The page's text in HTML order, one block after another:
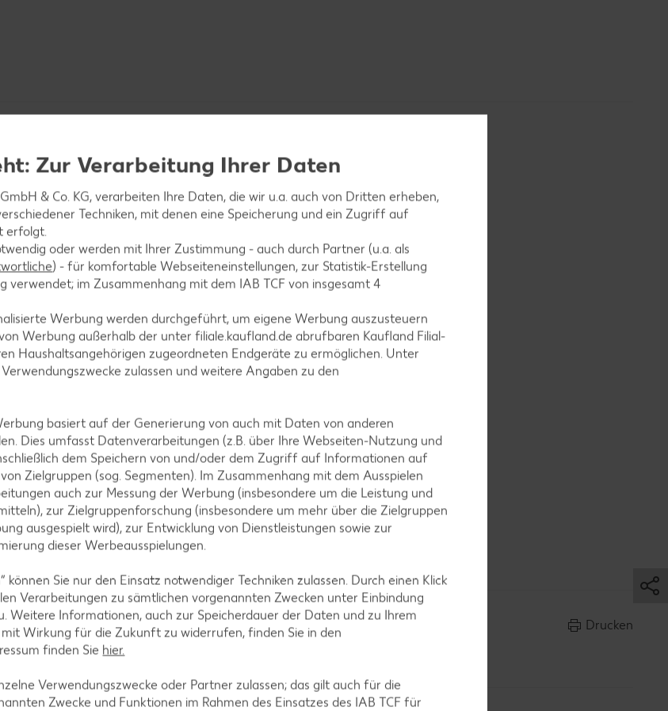
auf einer bemehlten Arbeitsfläche zu einem
Quicheform (30 cm x 30 cm) legen und mit
abschrecken und gut abtropfen lassen. Tomaten
zupfen. Nudeln, Schinken und Tomaten auf dem
Eiern, Basilikum und Sambal Oelek
Guss auf dem Belag verteilen und im vorgeheizten
Stufe 4, Umluft: 180 Grad). Nach Wunsch mit
Drucken
Zur Verarbeitung Ihrer Daten
& Co. KG, verarbeiten Ihre Daten, die wir u.a. auch von Dritten erheben,
Techniken, mit denen eine Speicherung und ein Zugriff auf
erfolgt.
oder werden mit Ihrer Zustimmung - auch durch Partner (u.a. als
) - für komfortable Webseiteneinstellungen, zur Statistik-Erstellung
verwendet; im Zusammenhang mit dem IAB TCF von insgesamt4
Werbung werden durchgeführt, um eigene Werbung auszusteuern
Werbung außerhalb der unter filiale.kaufland.de abrufbaren Kaufland Filial-
Haushaltsangehörigen zugeordneten Endgeräte zu ermöglichen. Unter
Verwendungszwecke zulassen und weitere Angaben zu den
basiert auf der Generierung von auch mit Daten von anderen
Dies umfasst Datenverarbeitungen (z.B. über Ihre Webseiten-Nutzung und
dem Speichern von und/oder dem Zugriff auf Informationen auf
Zielgruppen (sog. Segmenten). Im Zusammenhang mit dem Ausspielen
auch zur Messung der Werbung (insbesondere um die Leistung und
zur Zielgruppenforschung (insbesondere um mehr über die Zielgruppen
ausgespielt wird), zur Entwicklung von Dienstleistungen sowie zur
dieser Werbeausspielungen.
können Sie nur den Einsatz notwendiger Techniken zulassen. Durch einen Klick
Verarbeitungen zu sämtlichen vorgenannten Zwecken unter Einbindung
Weitere Informationen, auch zur Speicherdauer der Daten und zu Ihrem
mit Wirkung für die Zukunft zu widerrufen, finden Sie in den
finden Sie hier.
Verwendungszwecke oder Partner zulassen; das gilt auch für die
Zwecke und Funktionen im Rahmen des Einsatzes des IAB TCF für